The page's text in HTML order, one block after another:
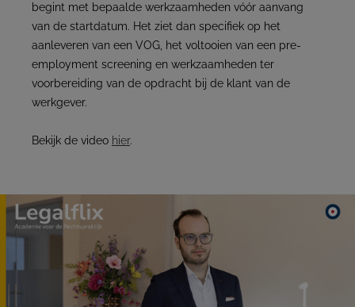
begint met bepaalde werkzaamheden vóór aanvang
van de startdatum. Het ziet dan specifiek op het
aanleveren van een VOG, het voltooien van een pre-
employment screening en werkzaamheden ter
voorbereiding van de opdracht bij de klant van de
werkgever.
Bekijk de video hier.